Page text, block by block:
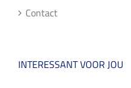
Contact
INTERESSANT VOOR JOU